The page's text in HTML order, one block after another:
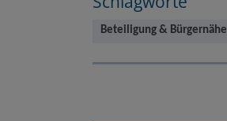
Beteiligung & Bürgernähe